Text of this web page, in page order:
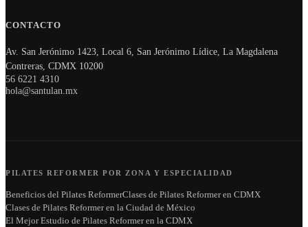
CONTACTO
Av. San Jerónimo 1423, Local 6, San Jerónimo Lídice, La Magdalena
Contreras, CDMX 10200
56 6221 4310
hola@santulan.mx
PILATES REFORMER POR ZONA Y ESPECIALIDAD
Beneficios del Pilates ReformerClases de Pilates Reformer en CDMX
Clases de Pilates Reformer en la Ciudad de México
El Mejor Estudio de Pilates Reformer en la CDMX